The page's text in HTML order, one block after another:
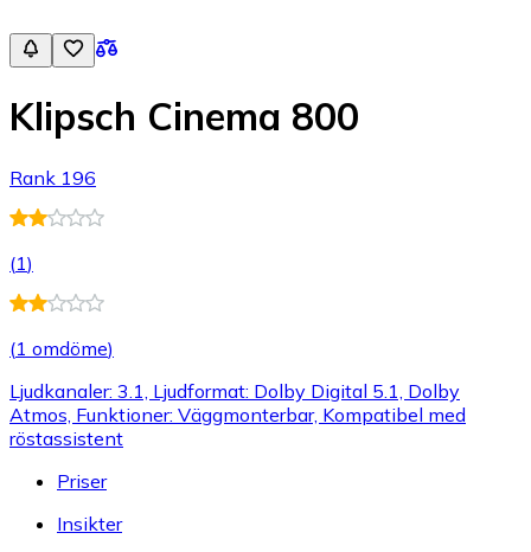
Klipsch Cinema 800
Rank 196
(1)
(1 omdöme)
Ljudkanaler: 3.1, Ljudformat: Dolby Digital 5.1, Dolby
Atmos, Funktioner: Väggmonterbar, Kompatibel med
röstassistent
Priser
Insikter